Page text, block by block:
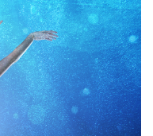
4 Seasons (411 Overlays)
Large 6000*4000px
Entire Collection
(1783 Overlays)
Large 6000*4000px